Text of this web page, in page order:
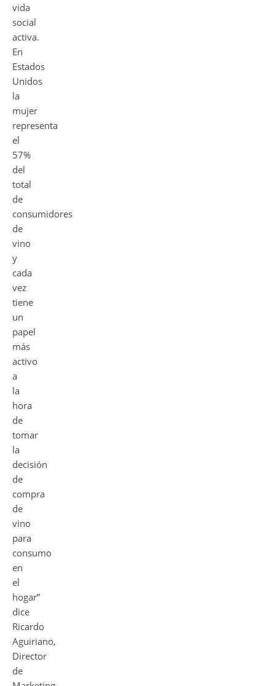
vida
social
activa.
En
Estados
Unidos
la
mujer
representa
el
57%
del
total
de
consumidores
de
vino
y
cada
vez
tiene
un
papel
más
activo
a
la
hora
de
tomar
la
decisión
de
compra
de
vino
para
consumo
en
el
hogar”
dice
Ricardo
Aguiriano,
Director
de